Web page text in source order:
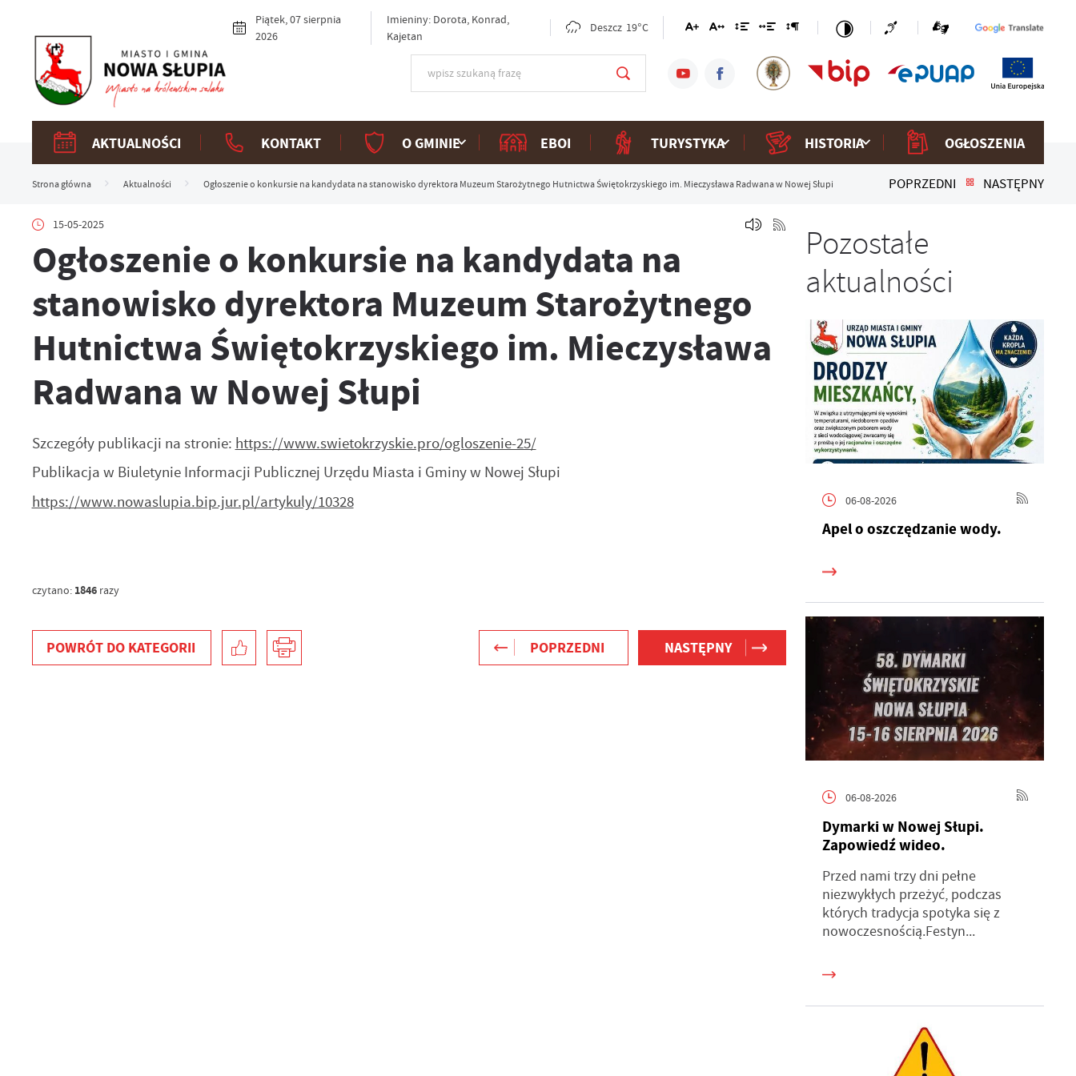
Piątek, 07 sierpnia
2026
Imieniny: Dorota, Konrad,
Kajetan
Deszcz 19°C
AKTUALNOŚCI KONTAKT O GMINIE EBOI TURYSTYKA HISTORIA OGŁOSZENIA
Strona główna Aktualności Ogłoszenie o konkursie na kandydata na stanowisko dyrektora Muzeum Starożytnego Hutnictwa Świętokrzyskiego im. Mieczysława Radwana w Nowej Słupi POPRZEDNI NASTĘPNY
15-05-2025
Ogłoszenie o konkursie na kandydata na
stanowisko dyrektora Muzeum Starożytnego
Hutnictwa Świętokrzyskiego im. Mieczysława
Radwana w Nowej Słupi
Szczegóły publikacji na stronie: https://www.swietokrzyskie.pro/ogloszenie-25/
Publikacja w Biuletynie Informacji Publicznej Urzędu Miasta i Gminy w Nowej Słupi
https://www.nowaslupia.bip.jur.pl/artykuly/10328
czytano: 1846razy
POWRÓT DO KATEGORII POPRZEDNI NASTĘPNY
Pozostałe
aktualności
06-08-2026
Apel o oszczędzanie wody.
06-08-2026
Dymarki w Nowej Słupi.
Zapowiedź wideo.
Przed nami trzy dni pełne
niezwykłych przeżyć, podczas
których tradycja spotyka się z
nowoczesnością.Festyn...